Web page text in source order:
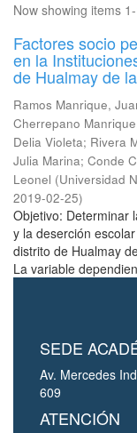
Now showing items
Factores socio
en la
de Hualmay de
Ramos Manrique,
Cherrepano
Delia Violeta; Rivera
Julia Marina; Conde
Leonel (Universidad
2019-02-25)
Objetivo: Determinar
y la deserción
distrito de Hualmay
La variable
SEDE
Av. Mercedes
609
ATENCIÓN